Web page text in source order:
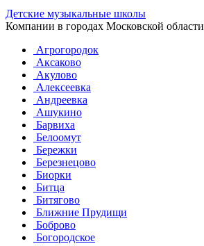
Детские музыкальные школы
Компании в городах Московской области
Агрогородок
Аксаково
Акулово
Алексеевка
Андреевка
Ашукино
Барвиха
Белоомут
Бережки
Березнецово
Биорки
Битца
Битягово
Ближние Прудищи
Боброво
Богородское